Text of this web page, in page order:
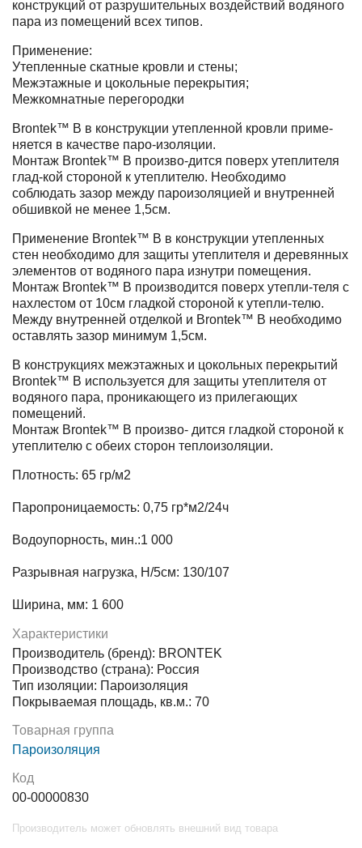
конструкций от разрушительных воздействий водяного
пара из помещений всех типов.
Применение:
Утепленные скатные кровли и стены;
Межэтажные и цокольные перекрытия;
Межкомнатные перегородки
Brontek™ B в конструкции утепленной кровли приме-
няется в качестве паро-изоляции.
Монтаж Brontek™ В произво-дится поверх утеплителя
глад-кой стороной к утеплителю. Необходимо
соблюдать зазор между пароизоляцией и внутренней
обшивкой не менее 1,5см.
Применение Brontek™ В в конструкции утепленных
стен необходимо для защиты утеплителя и деревянных
элементов от водяного пара изнутри помещения.
Монтаж Brontek™ В производится поверх утепли-теля с
нахлестом от 10см гладкой стороной к утепли-телю.
Между внутренней отделкой и Brontek™ В необходимо
оставлять зазор минимум 1,5см.
В конструкциях межэтажных и цокольных перекрытий
Brontek™ В используется для защиты утеплителя от
водяного пара, проникающего из прилегающих
помещений.
Монтаж Brontek™ В произво- дится гладкой стороной к
утеплителю с обеих сторон теплоизоляции.
Плотность: 65 гр/м2
Паропроницаемость: 0,75 гр*м2/24ч
Водоупорность, мин.:1 000
Разрывная нагрузка, Н/5см: 130/107
Ширина, мм: 1 600
Характеристики
Производитель (бренд): BRONTEK
Производство (страна): Россия
Тип изоляции: Пароизоляция
Покрываемая площадь, кв.м.: 70
Товарная группа
Пароизоляция
Код
00-00000830
Производитель может обновлять внешний вид товара